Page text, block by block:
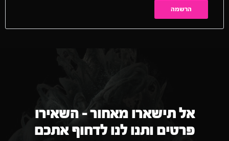
הרשמה
אל תישארו מאחור – השאירו
פרטים ותנו לנו לדחוף אתכם